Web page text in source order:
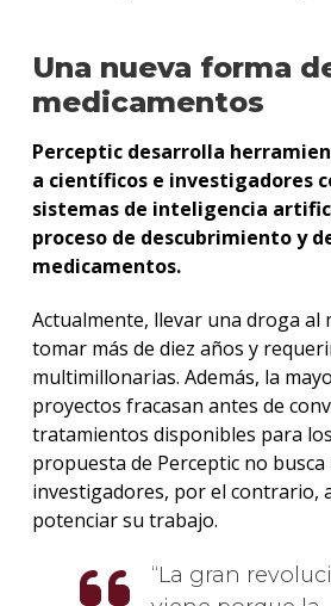
Una nueva forma
medicamentos
Perceptic desarrolla
a científicos e investigadores
sistemas de inteligencia
proceso de descubrimiento y
medicamentos.
Actualmente, llevar una droga al
tomar más de diez años y
multimillonarias. Además, la
proyectos fracasan antes de
tratamientos disponibles para
propuesta de Perceptic no
investigadores, por el contrario,
potenciar su trabajo.
La gran